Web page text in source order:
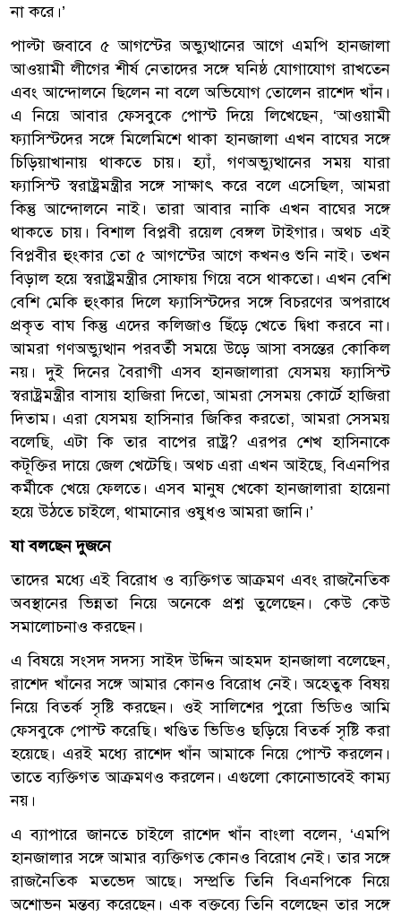
না করে।’
পাল্টা জবাবে ৫ আগস্টের অভ্যুত্থানের আগে এমপি হানজালা
আওয়ামী লীগের শীর্ষ নেতাদের সঙ্গে ঘনিষ্ঠ যোগাযোগ রাখতেন
এবং আন্দোলনে ছিলেন না বলে অভিযোগ তোলেন রাশেদ খাঁন।
এ নিয়ে আবার ফেসবুকে পোস্ট দিয়ে লিখেছেন, ‘আওয়ামী
ফ্যাসিস্টদের সঙ্গে মিলেমিশে থাকা হানজালা এখন বাঘের সঙ্গে
চিড়িয়াখানায় থাকতে চায়। হ্যাঁ, গণঅভ্যুত্থানের সময় যারা
ফ্যাসিস্ট স্বরাষ্ট্রমন্ত্রীর সঙ্গে সাক্ষাৎ করে বলে এসেছিল, আমরা
কিন্তু আন্দোলনে নাই। তারা আবার নাকি এখন বাঘের সঙ্গে
থাকতে চায়। বিশাল বিপ্লবী রয়েল বেঙ্গল টাইগার। অথচ এই
বিপ্লবীর হুংকার তো ৫ আগস্টের আগে কখনও শুনি নাই। তখন
বিড়াল হয়ে স্বরাষ্ট্রমন্ত্রীর সোফায় গিয়ে বসে থাকতো। এখন বেশি
বেশি মেকি হুংকার দিলে ফ্যাসিস্টদের সঙ্গে বিচরণের অপরাধে
প্রকৃত বাঘ কিন্তু এদের কলিজাও ছিঁড়ে খেতে দ্বিধা করবে না।
আমরা গণঅভ্যুত্থান পরবর্তী সময়ে উড়ে আসা বসন্তের কোকিল
নয়। দুই দিনের বৈরাগী এসব হানজালারা যেসময় ফ্যাসিস্ট
স্বরাষ্ট্রমন্ত্রীর বাসায় হাজিরা দিতো, আমরা সেসময় কোর্টে হাজিরা
দিতাম। এরা যেসময় হাসিনার জিকির করতো, আমরা সেসময়
বলেছি, এটা কি তার বাপের রাষ্ট্র? এরপর শেখ হাসিনাকে
কটূক্তির দায়ে জেল খেটেছি। অথচ এরা এখন আইছে, বিএনপির
কর্মীকে খেয়ে ফেলতে। এসব মানুষ খেকো হানজালারা হায়েনা
হয়ে উঠতে চাইলে, থামানোর ওষুধও আমরা জানি।’
যা বলছেন দুজনে
তাদের মধ্যে এই বিরোধ ও ব্যক্তিগত আক্রমণ এবং রাজনৈতিক
অবস্থানের ভিন্নতা নিয়ে অনেকে প্রশ্ন তুলেছেন। কেউ কেউ
সমালোচনাও করছেন।
এ বিষয়ে সংসদ সদস্য সাইদ উদ্দিন আহমদ হানজালা বলেছেন,
রাশেদ খাঁনের সঙ্গে আমার কোনও বিরোধ নেই। অহেতুক বিষয়
নিয়ে বিতর্ক সৃষ্টি করছেন। ওই সালিশের পুরো ভিডিও আমি
ফেসবুকে পোস্ট করেছি। খণ্ডিত ভিডিও ছড়িয়ে বিতর্ক সৃষ্টি করা
হয়েছে। এরই মধ্যে রাশেদ খাঁন আমাকে নিয়ে পোস্ট করলেন।
তাতে ব্যক্তিগত আক্রমণও করলেন। এগুলো কোনোভাবেই কাম্য
নয়।
এ ব্যাপারে জানতে চাইলে রাশেদ খাঁন বাংলা বলেন, ‘এমপি
হানজালার সঙ্গে আমার ব্যক্তিগত কোনও বিরোধ নেই। তার সঙ্গে
রাজনৈতিক মতভেদ আছে। সম্প্রতি তিনি বিএনপিকে নিয়ে
অশোভন মন্তব্য করেছেন। এক বক্তব্যে তিনি বলেছেন তার সঙ্গে